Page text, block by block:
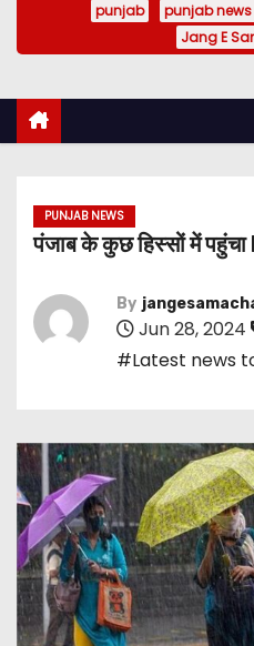
punjab
punjab news
Jang E
PUNJAB NEWS
पंजाब के कुछ हिस्सों में
By
Jun 28, 2024
#Latest news